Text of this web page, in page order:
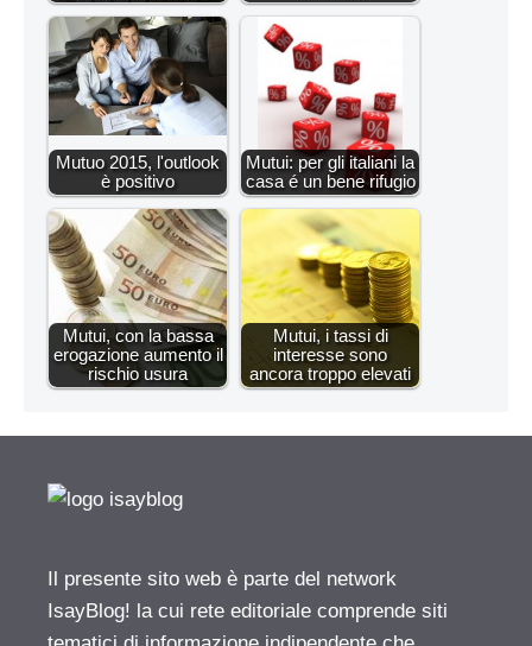
Mutuo 2015, l'outlook
è positivo
Mutui: per gli italiani la
casa é un bene rifugio
Mutui, con la bassa
erogazione aumento il
rischio usura
Mutui, i tassi di
interesse sono
ancora troppo elevati
Il presente sito web è parte del network
IsayBlog! la cui rete editoriale comprende siti